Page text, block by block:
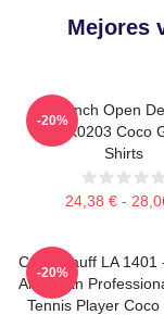
Mejores
French Open
DTNK0203 Coco
Shirts
24,38 € -
-20%
Coco Gauff LA 1401
American
Tennis Player Coco
-20%